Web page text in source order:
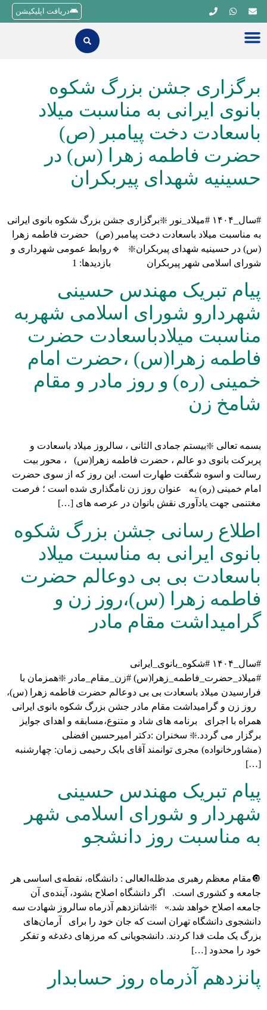
دریافت اپلیکیشن
برگزاری جشن بزرگ شکوه
بانوی ایرانی به مناسبت میلاد
باسعادت دخت پیامبر (ص)
حضرت فاطمه زهرا (س) در
حسینیه شهدای پیربکران
#سال_۱۴۰۴ #میلاد_نور ❇️برگزاری جشن بزرگ شکوه بانوی ایرانی
به مناسبت میلاد باسعادت دخت پیامبر (ص) حضرت فاطمه زهرا
(س) در حسینیه شهدای پیربکران❇️ 🔹روابط عمومی شهرداری و
شورای اسلامی شهر پیربکران بازدیدها: 1
پیام تبریک مهندس حسینی
شهردارو شورای اسلامی شهربه
مناسبت میلادباسعادت حضرت
فاطمه زهرا(س) ،حضرت امام
خمینی (ره) و روز مادر و مقام
شامخ زن
بسمه تعالی ❇️بیستم جمادی الثانی ، سالروز میلاد باسعادت و
پربرکت بانوی دو عالم ، حضرت فاطمه زهرا(س) ، محور بیت
رسالت و اسوه شگفت طهارت است. این روز که از سوی حضرت
امام خمینی (ره) به عنوان روز زن نامگذاری شده است ؛ فرصت
مغتنمی جهت یادآوری نقش بانوان در عرصه های […]
اطلاع رسانی جشن بزرگ شکوه
بانوی ایرانی به مناسبت میلاد
باسعادت بی بی دوعالم حضرت
فاطمه زهرا (س)،روز زن و
گرامیداشت مقام مادر
#سال_۱۴۰۴ #شکوه_بانوی_ایرانی
#میلاد_حضرت_فاطمه_زهرا(س) #زن_مقام_مادر ❇️همزمان با
فرارسیدن میلاد باسعادت بی بی دوعالم حضرت فاطمه زهرا (س)،
روز زن و گرامیداشت مقام مادر جشن بزرگ شکوه بانوی ایرانی
همراه با اجرای برنامه های شاد و متنوع،مسابقه و اهدای جوایز
برگزار می گردد.❇️ سخنران :دکتر امیرحسین افضلی
(مشاورخانواده) مجری توانمند آقای بابک رحیمی زمان: چهارشنبه
[…]
پیام تبریک مهندس حسینی
شهردار و شورای اسلامی شهر
به مناسبت روز دانشجو
🔘مقام معظم رهبری مدظله‌العالی : دانشگاه، نقطه‌ی اساسی هر
جامعه و کشوری است. اگر دانشگاه اصلاح بشود، آینده‌ی آن
جامعه اصلاح خواهد شد.» ❇️شانزدهم آذرماه سالروز شهادت سه
دانشجوی دانشگاه تهران است که جان خود را برای آرمان‌های
بزرگ یک ملت فدا کردند. دانشجویانی که مرزهای دغدغه و تفکر
خود را محدود […]
پانزدهم آذرماه روز حسابدار